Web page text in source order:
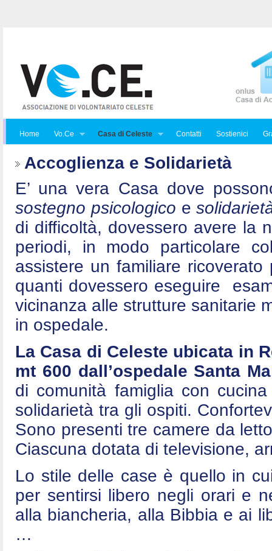
Home Vo.Ce Casa di Celeste Contatti Sostienici
Accoglienza e Solidarietà
E’ una vera Casa dove
sostegno psicologico e
di difficoltà, dovessero avere la
periodi, in modo particolare
assistere un familiare
quanti dovessero eseguire
vicinanza alle strutture sanitarie
in ospedale.
La Casa di Celeste ubicata in
mt 600 dall’ospedale Santa
di comunità famiglia con
solidarietà tra gli ospiti.
Sono presenti tre camere da
Ciascuna dotata di televisione,
Lo stile delle case è quello in
per sentirsi libero negli orari e
alla biancheria, alla Bibbia e ai
…